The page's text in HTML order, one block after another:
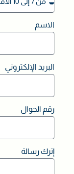
الاسم
البريد الإلكتروني
رقم الجوال
إترك رسالة